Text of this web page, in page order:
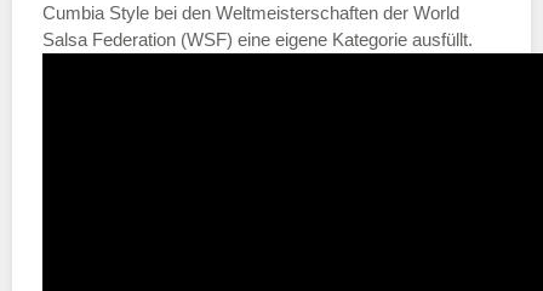
Cumbia Style bei den Weltmeisterschaften der World
Salsa Federation (WSF) eine eigene Kategorie ausfüllt.